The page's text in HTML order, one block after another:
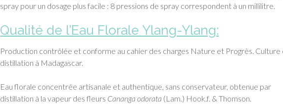
spray pour un dosage plus facile : 8 pressions de spray correspondent à un millilitre.
Qualité de l’Eau Florale Ylang-Ylang:
Production contrôlée et conforme au cahier des charges Nature et Progrès. Culture
distillation à Madagascar.
Eau florale concentrée artisanale et authentique, sans conservateur, obtenue par
distillation à la vapeur des fleurs Cananga odorata (Lam.) Hook.f. & Thomson.